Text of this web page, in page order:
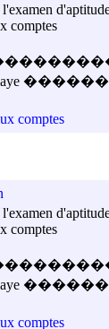
l'examen
comptes
comptes
l'examen
comptes
comptes